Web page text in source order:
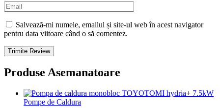
Salvează-mi numele, emailul și site-ul web în acest navigator
pentru data viitoare când o să comentez.
Produse Asemanatoare
Pompe de Caldura